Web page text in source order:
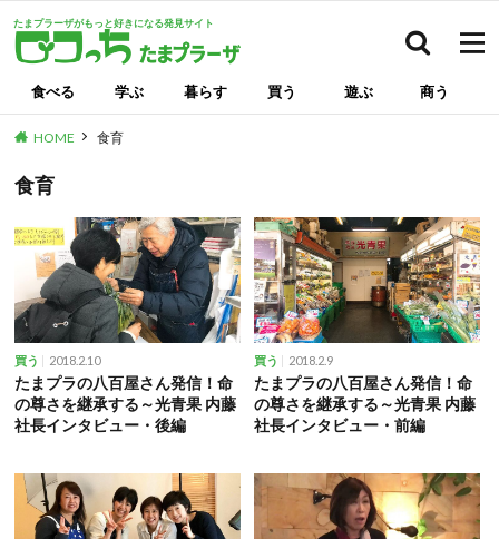
たまプラーザがもっと好きになる発見サイト
食べる 学ぶ 暮らす 買う 遊ぶ 商う
HOME 食育
食育
買う 2018.2.10
たまプラの八百屋さん発信！命
の尊さを継承する～光青果 内藤
社長インタビュー・後編
買う 2018.2.9
たまプラの八百屋さん発信！命
の尊さを継承する～光青果 内藤
社長インタビュー・前編